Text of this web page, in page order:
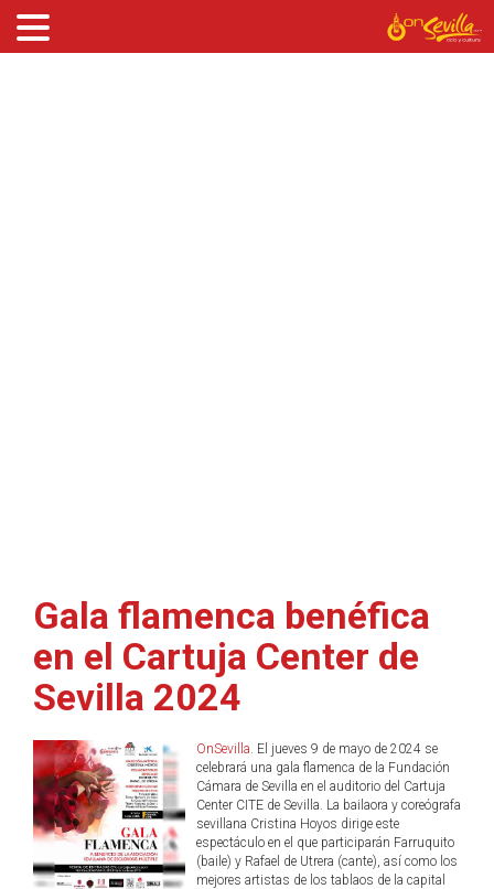
Gala flamenca benéfica
en el Cartuja Center de
Sevilla 2024
OnSevilla. El jueves 9 de mayo de 2024 se
celebrará una gala flamenca de la Fundación
Cámara de Sevilla en el auditorio del Cartuja
Center CITE de Sevilla. La bailaora y coreógrafa
sevillana Cristina Hoyos dirige este
espectáculo en el que participarán Farruquito
(baile) y Rafael de Utrera (cante), así como los
mejores artistas de los tablaos de la capital